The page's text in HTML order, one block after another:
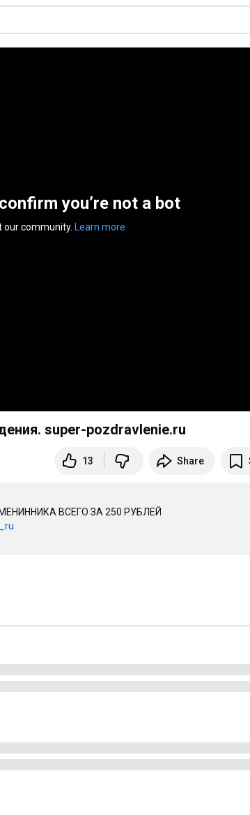
you’re not a bot
our community. Learn more
super-pozdravlenie.ru
13 Share
ВСЕГО ЗА 250 РУБЛЕЙ